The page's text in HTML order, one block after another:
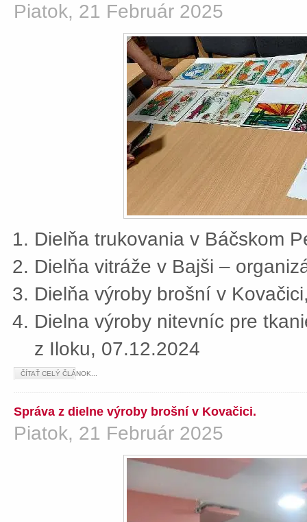
Piatok, 21 Február 2025
Dielňa trukovania v Báčskom
Dielňa vitráže v Bajši –
Dielňa výroby brošní v
Dielna výroby nitevníc pre
z Iloku, 07.12.2024
ČÍTAŤ CELÝ ČLÁNOK...
Správa z dielne výroby brošní v Kovačici.
Piatok, 21 Február 2025